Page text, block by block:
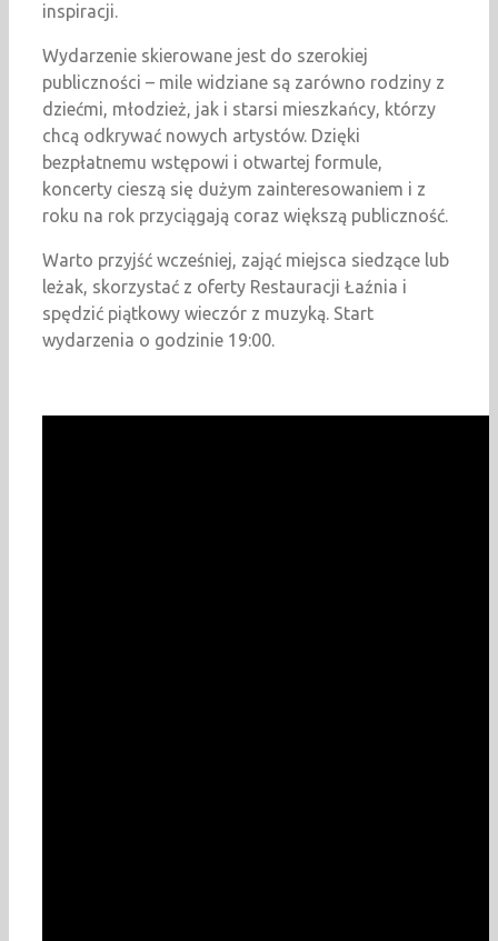
inspiracji.
Wydarzenie skierowane jest do szerokiej
publiczności – mile widziane są zarówno rodziny z
dziećmi, młodzież, jak i starsi mieszkańcy, którzy
chcą odkrywać nowych artystów. Dzięki
bezpłatnemu wstępowi i otwartej formule,
koncerty cieszą się dużym zainteresowaniem i z
roku na rok przyciągają coraz większą publiczność.
Warto przyjść wcześniej, zająć miejsca siedzące lub
leżak, skorzystać z oferty Restauracji Łaźnia i
spędzić piątkowy wieczór z muzyką. Start
wydarzenia o godzinie 19:00.